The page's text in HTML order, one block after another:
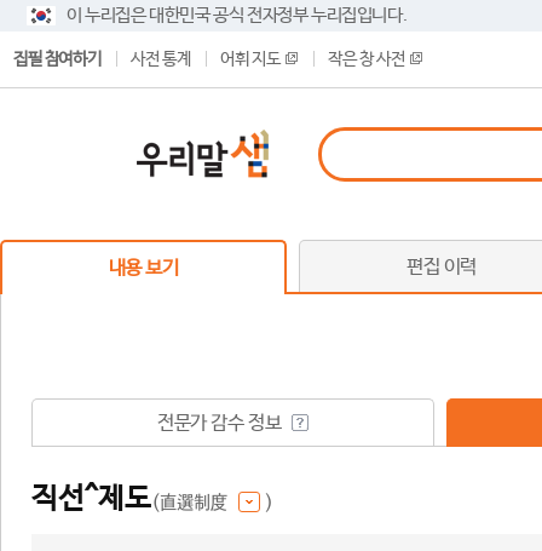
이 누리집은 대한민국 공식 전자정부 누리집입니다.
집필 참여하기 사전 통계 어휘 지도 작은 창 사전
내용 보기 편집 이력
전문가 감수 정보
직선^제도(直選制度 )